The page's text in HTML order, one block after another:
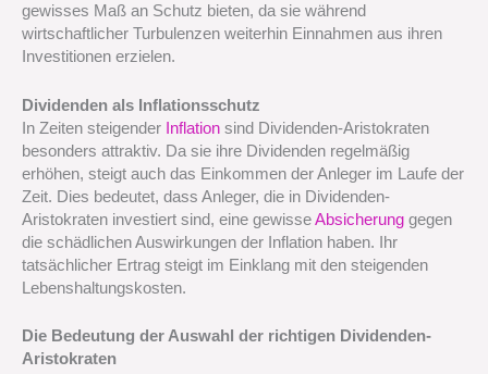
gewisses Maß an Schutz bieten, da sie während
wirtschaftlicher Turbulenzen weiterhin Einnahmen aus ihren
Investitionen erzielen.
Dividenden als Inflationsschutz
In Zeiten steigender Inflation sind Dividenden-Aristokraten
besonders attraktiv. Da sie ihre Dividenden regelmäßig
erhöhen, steigt auch das Einkommen der Anleger im Laufe der
Zeit. Dies bedeutet, dass Anleger, die in Dividenden-
Aristokraten investiert sind, eine gewisseAbsicherung gegen
die schädlichen Auswirkungen der Inflation haben. Ihr
tatsächlicher Ertrag steigt im Einklang mit den steigenden
Lebenshaltungskosten.
Die Bedeutung der Auswahl der richtigen Dividenden-
Aristokraten